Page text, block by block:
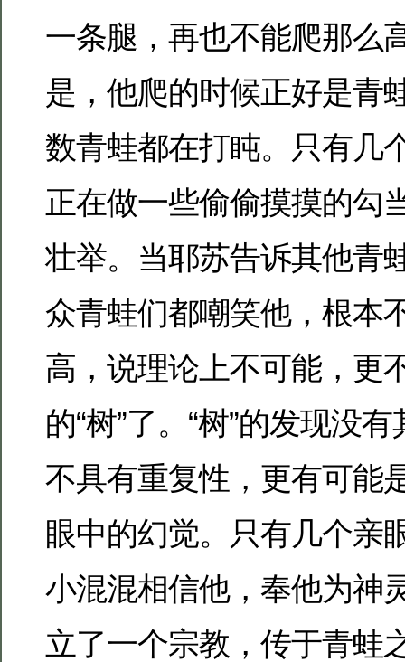
一条腿，再也不能爬那么
是，他爬的时候正好是青
数青蛙都在打盹。只有几
正在做一些偷偷摸摸的勾
壮举。当耶苏告诉其他青
众青蛙们都嘲笑他，根本
高，说理论上不可能，更
的“树”了。“树”的发现没
不具有重复性，更有可能
眼中的幻觉。只有几个亲
小混混相信他，奉他为神
立了一个宗教，传于青蛙